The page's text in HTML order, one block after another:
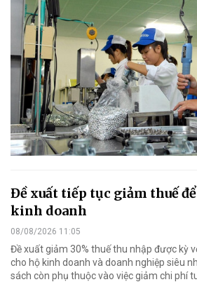
Đề xuất tiếp tục giảm thuế
kinh doanh
08/08/2026 11:05
Đề xuất giảm 30% thuế thu nhập được kỳ
cho hộ kinh doanh và doanh nghiệp siêu
sách còn phụ thuộc vào việc giảm chi phí